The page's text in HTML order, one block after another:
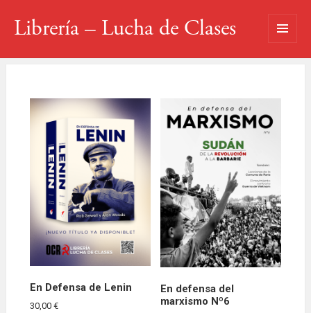
Librería – Lucha de Clases
Y
En Defensa de Lenin
30,00€
En defensa del
marxismo Nº6